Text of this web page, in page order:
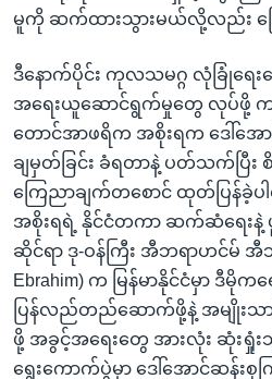
မူကို ဆက်ထားသွားမယ်လို့လည်း ပြ
ဒီနောက်ပိုင်း ကုလသမဂ္ဂ လုံခြုံရေးက
အရေးယူဆောင်ရွက်မှုတွေ လုပ်ဖို့
တောင်အာဖရိက အစိုးရက ဒေါ်အေ
ချမှတ်ခြင်း ခံရတာနဲ့ ပတ်သက်ပြီး
ကြေညာချက်တစောင် ထုတ်ပြန်ခဲ့
အစိုးရရဲ့ နိုင်ငံတကာ ဆက်ဆံရေးနဲ့ ပူ
ဆိုင်ရာ ဒု-ဝန်ကြီး အီဘရာဟင်မ် အီ
Ebrahim) က မြန်မာနိုင်ငံမှာ ဒီမိုက
ပြန်လည်တည်ဆောက်ဖို့နဲ့ အမျိုးသာ
ဖို့ အခွင့်အရေးတွေ အားလုံး ဆုံးရှုံးသွ
ရွေးကောက်ပွဲမှာ ဒေါ်အောင်ဆန်း